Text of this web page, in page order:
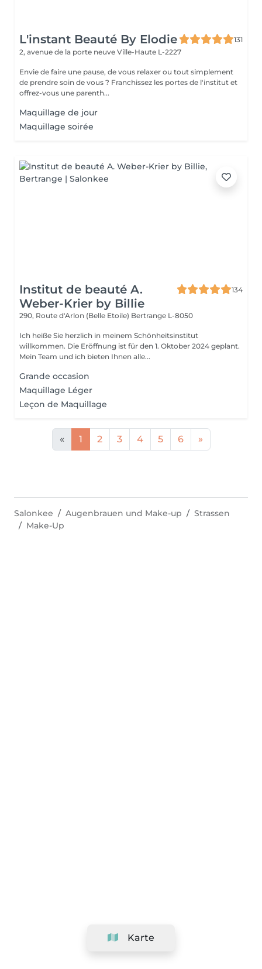
L'instant Beauté By Elodie
131
2, avenue de la porte neuve Ville-Haute L-2227
Envie de faire une pause, de vous relaxer ou tout simplement
de prendre soin de vous ? Franchissez les portes de l'institut et
offrez-vous une parenth...
Maquillage de jour
Maquillage soirée
Institut de beauté A.
Weber-Krier by Billie
134
290, Route d'Arlon (Belle Etoile) Bertrange L-8050
Ich heiße Sie herzlich in meinem Schönheitsinstitut
willkommen. Die Eröffnung ist für den 1. Oktober 2024 geplant.
Mein Team und ich bieten Ihnen alle...
Grande occasion
Maquillage Léger
Leçon de Maquillage
« 1 2 3 4 5 6 »
Karte
Salonkee Augenbrauen und Make-up
Strassen
Make-Up